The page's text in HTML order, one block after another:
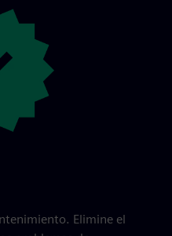
Elimine el